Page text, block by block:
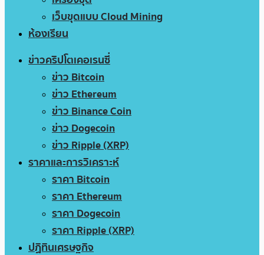
เว็บขุดแบบ Cloud Mining
ห้องเรียน
ข่าวคริปโตเคอเรนซี่
ข่าว Bitcoin
ข่าว Ethereum
ข่าว Binance Coin
ข่าว Dogecoin
ข่าว Ripple (XRP)
ราคาและการวิเคราะห์
ราคา Bitcoin
ราคา Ethereum
ราคา Dogecoin
ราคา Ripple (XRP)
ปฏิทินเศรษฐกิจ